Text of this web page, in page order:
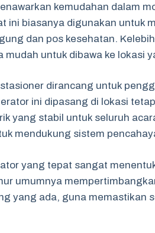
kemudahan dalam
ini biasanya digunakan untuk
dan pos kesehatan.
mudah untuk dibawa ke lokasi
dirancang untuk
ini dipasang di lokasi
yang stabil untuk seluruh
mendukung sistem
yang tepat sangat
umumnya
yang ada, guna memastikan